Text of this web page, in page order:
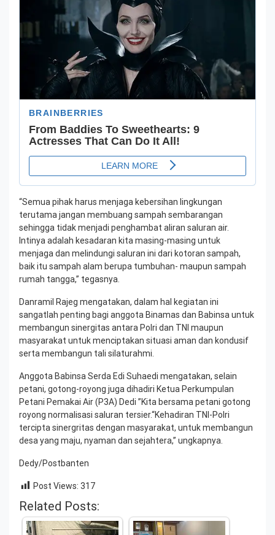
“Semua pihak harus menjaga kebersihan lingkungan
terutama jangan membuang sampah sembarangan
sehingga tidak menjadi penghambat aliran saluran air.
Intinya adalah kesadaran kita masing-masing untuk
menjaga dan melindungi saluran ini dari kotoran sampah,
baik itu sampah alam berupa tumbuhan- maupun sampah
rumah tangga,” tegasnya.
Danramil Rajeg mengatakan, dalam hal kegiatan ini
sangatlah penting bagi anggota Binamas dan Babinsa untuk
membangun sinergitas antara Polri dan TNI maupun
masyarakat untuk menciptakan situasi aman dan kondusif
serta membangun tali silaturahmi.
Anggota Babinsa Serda Edi Suhaedi mengatakan, selain
petani, gotong-royong juga dihadiri Ketua Perkumpulan
Petani Pemakai Air (P3A) Dedi ”Kita bersama petani gotong
royong normalisasi saluran tersier.“Kehadiran TNI-Polri
tercipta sinergritas dengan masyarakat, untuk membangun
desa yang maju, nyaman dan sejahtera,” ungkapnya.
Dedy/Postbanten
Post Views: 317
Related Posts: